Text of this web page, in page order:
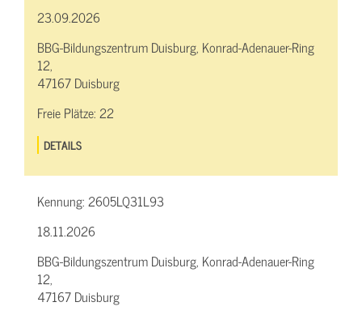
23.09.2026
BBG-Bildungszentrum Duisburg, Konrad-Adenauer-Ring
12,
47167 Duisburg
Freie Plätze:22
DETAILS
Kennung:2605LQ31L93
18.11.2026
BBG-Bildungszentrum Duisburg, Konrad-Adenauer-Ring
12,
47167 Duisburg